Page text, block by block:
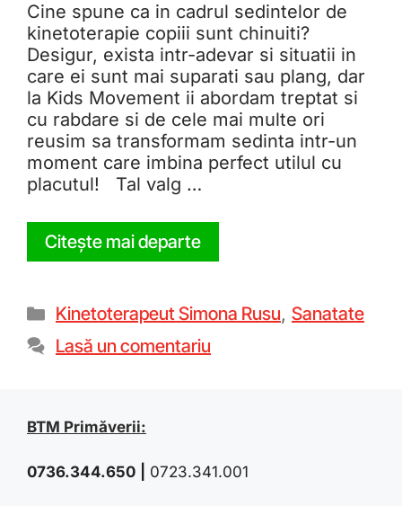
Cine spune ca in cadrul sedintelor de
kinetoterapie copiii sunt chinuiti?
Desigur, exista intr-adevar si situatii in
care ei sunt mai suparati sau plang, dar
la Kids Movement ii abordam treptat si
cu rabdare si de cele mai multe ori
reusim sa transformam sedinta intr-un
moment care imbina perfect utilul cu
placutul! Tal valg …
Citește mai departe
Kinetoterapeut Simona Rusu, Sanatate
Lasă un comentariu
BTM Primăverii:
0736.344.650 0723.341.001